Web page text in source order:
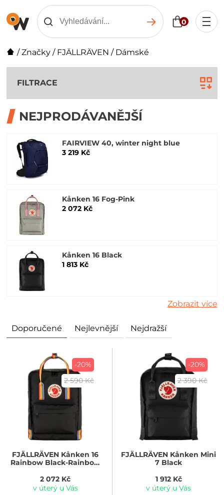
0
/Značky / FJÄLLRÄVEN / Dámské
FILTRACE
NEJPRODÁVANĚJŠÍ
FAIRVIEW 40, winter night blue
3 219 Kč
Kånken 16 Fog-Pink
2 072 Kč
Kånken 16 Black
1 813 Kč
Zobrazit více
Doporučené Nejlevnější Nejdražší
-20%
2 590 Kč
FJÄLLRÄVEN Kånken 16
Rainbow Black-Rainbow
2 072 Kč
v úterý u Vás
-20%
2 390 Kč
FJÄLLRÄVEN Kånken Mini
7 Black
1 912 Kč
v úterý u Vás